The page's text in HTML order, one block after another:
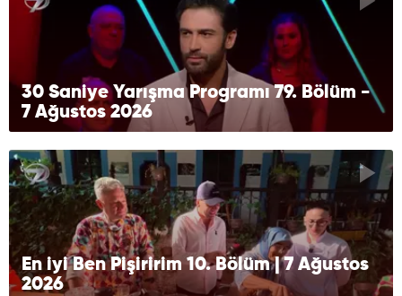
30 Saniye Yarışma Programı 79. Bölüm -
7 Ağustos 2026
En iyi Ben Pişiririm 10. Bölüm | 7 Ağustos
2026